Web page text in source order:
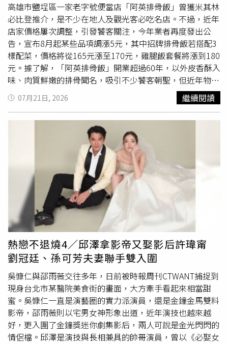
高雄市鹽埕區一家老字號便當店「阿英排骨飯」曾獲米其林
必比登推介，是不少在地人及觀光客必吃名店。不過，近年
店家價格屢次調整，引發饕客關注，今年業者再度發出公
告，宣布8月起某些品項調漲5元，其中招牌排骨飯若搭配3
樣配菜，價格將從165元漲至170元，雞腿飯套餐將漲到180
元。據了解，「阿英排骨飯」開業超過60年，以外皮香酥入
味、肉質鮮嫩的排骨聞名，吸引不少饕客朝聖，但近年物價
上漲，業者也多次調整售價，目前店內的基本款排骨飯包含
一塊排骨、白飯、自製酸菜及一顆滷蛋，售價100元，較去
年上漲10元；若想搭配配菜，前2樣青菜每樣需加價15元，
第3樣則須加收35元，因此一份排骨飯加3樣配菜總價就來
到165元。近日「阿英排骨飯」再度公告，8月起幾乎所有
品項全面調漲5元，排骨飯搭配3樣配菜將從165元漲至170
元，雞腿飯套餐則由175元調漲至180元，就連味噌湯、紫
菜湯等湯品也同步調整價格，僅少數品項維持原價。「阿英
排骨飯」坦言，其實從過年開始，瓦斯價格持續上漲，店裡
就有調整價格的打算，但考量到消費者的感受，撐了半年才
決定宣布在8月漲價，甚至在決定漲價前安排
公休
工先調適心情，再重新營業。「阿英排骨飯」過去曾說明，
店內堅持使用溫體豬肉，成本本來就比一般冷凍肉高，另外
針對夾到第3樣配菜時提高收費價格，則是希望透過「以價
制量」的方式，限制顧客加菜數量，避免晚餐尖峰時段配菜
過早被夾完，讓更多客人都能吃得到配菜。
07月21日, 2026 繼續閱讀
熱戀不退燒4／邱澤拿影帝又娶影后許瑋甯
劉冠廷、孫可芳夫妻聯手雙入圍
吳慷仁與邵雨薇交往多年，日前被時報周刊CTWANT捕捉到
現身台北市某醫院美食街的畫面，大方牽手看起來相當甜
蜜。吳慷仁一直是演藝圈的實力派演員，還是金鐘金馬雙料
影帝，邵雨薇則以宅男女神形象出道，近年演技也越來越
好，更入圍了金鐘獎迷你劇集影后，兩人可說是金光閃閃的
情侶檔。邱澤是演技與長相兼具的帥哥演員，曾以《必娶女